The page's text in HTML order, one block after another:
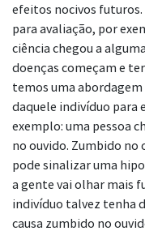
efeitos nocivos
para avaliação, por
ciência chegou a
doenças começam e
temos uma
daquele indivíduo para
exemplo: uma pessoa
no ouvido. Zumbido no
pode sinalizar uma
a gente vai olhar mais
indivíduo talvez tenha
causa zumbido no